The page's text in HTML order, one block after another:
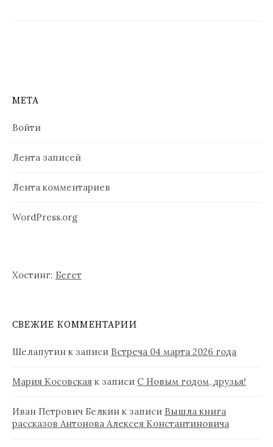
с
я
МЕТА
Войти
Лента записей
Лента комментариев
WordPress.org
Хостинг: Бегет
СВЕЖИЕ КОММЕНТАРИИ
Шелапутин к записи Встреча 04 марта 2026 года
Мария Косовская к записи С Новым годом, друзья!
Иван Петрович Белкин к записи Вышла книга
рассказов Антонова Алексея Константиновича